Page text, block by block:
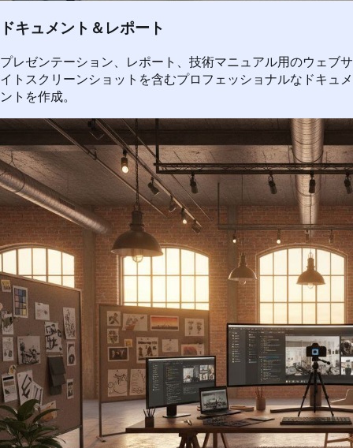
ドキュメント＆レポート
プレゼンテーション、レポート、技術マニュアル用のウェブサ
イトスクリーンショットを含むプロフェッショナルなドキュメ
ントを作成。